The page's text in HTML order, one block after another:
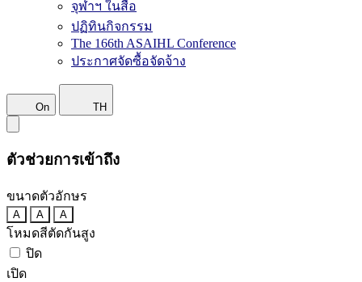
จุฬาฯ ในสื่อ
ปฏิทินกิจกรรม
The 166th ASAIHL Conference
ประกาศจัดซื้อจัดจ้าง
On TH
ตัวช่วยการเข้าถึง
ขนาดตัวอักษร
A A A
โหมดสีตัดกันสูง
ปิด
เปิด